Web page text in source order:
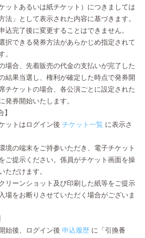
ットあるいは紙チケット）につきましては
法」として表示された内容に基づきます。
込完了後に変更することはできません。
択できる発券方法があらかじめ指定されて
場合、先着販売の代金の支払いが完了した
結果当選し、権利が確定した時点で発券開
チケットの場合、各公演ごとに設定された
発券開始いたします。
ットはログイン後 チケット一覧 に表示さ
境の端末をご持参いただき、電子チケット
ご提示ください。係員がチケット画面を操
ただけます。
リーンショット及び印刷した紙等をご提示
場をお断りさせていただく場合がございま
始後、ログイン後 申込履歴 に「引換番